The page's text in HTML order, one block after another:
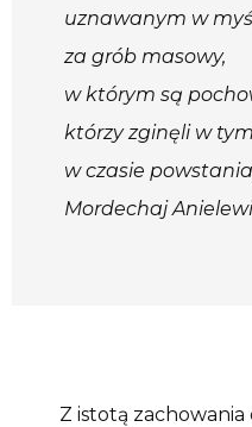
uznawanym w
za grób masowy,
w którym są
którzy zginęli w
w czasie
Mordechaj
Z istotą